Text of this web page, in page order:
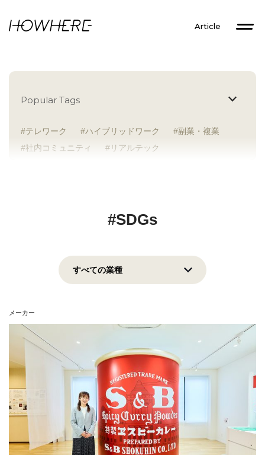
Article
Popular Tags
テレワーク ハイブリッドワーク
副業・複業
社内コミュニティ
リアルテック
ラボラトリー
チームプレー重視
フリーアドレス
個々が活躍
安定志向
View all
#SDGs
メーカー